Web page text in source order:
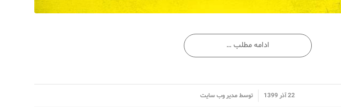
ادامه مطلب …
22 آذر 1399
/ توسطمدیر وب سایت